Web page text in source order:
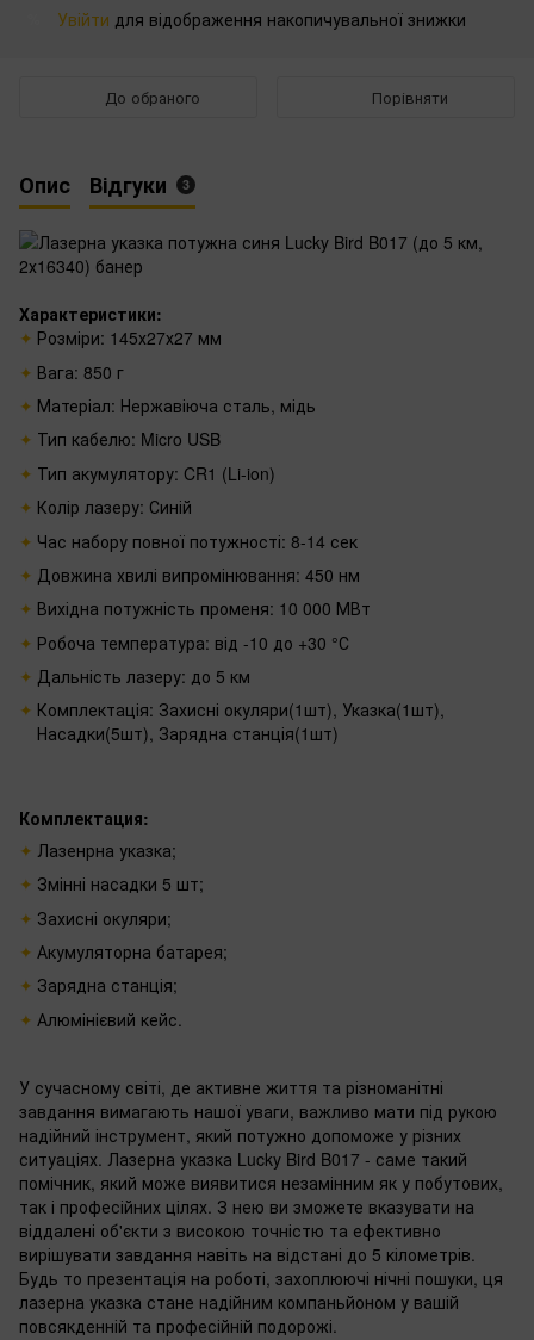
Увійти для відображення накопичувальної знижки
До обраного Порівняти
Опис Відгуки 3
Характеристики:
Розміри: 145х27х27 мм
Вага: 850 г
Матеріал: Нержавіюча сталь, мідь
Тип кабелю: Micro USB
Тип акумулятору: CR1 (Li-ion)
Колір лазеру: Синій
Час набору повної потужності: 8-14 сек
Довжина хвилі випромінювання: 450 нм
Вихідна потужність променя: 10 000 МВт
Робоча температура: від -10 до +30 °С
Дальність лазеру: до 5 км
Комплектація: Захисні окуляри(1шт), Указка(1шт),
Насадки(5шт), Зарядна станція(1шт)
Комплектация:
Лазенрна указка;
Змінні насадки 5 шт;
Захисні окуляри;
Акумуляторна батарея;
Зарядна станція;
Алюмінієвий кейс.
У сучасному світі, де активне життя та різноманітні
завдання вимагають нашої уваги, важливо мати під рукою
надійний інструмент, який потужно допоможе у різних
ситуаціях. Лазерна указка Lucky Bird B017 - саме такий
помічник, який може виявитися незамінним як у побутових,
так і професійних цілях. З нею ви зможете вказувати на
віддалені об'єкти з високою точністю та ефективно
вирішувати завдання навіть на відстані до 5 кілометрів.
Будь то презентація на роботі, захоплюючі нічні пошуки, ця
лазерна указка стане надійним компаньйоном у вашій
повсякденній та професійній подорожі.